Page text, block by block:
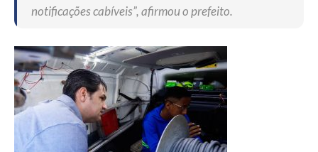
notificações cabíveis”, afirmou o prefeito.